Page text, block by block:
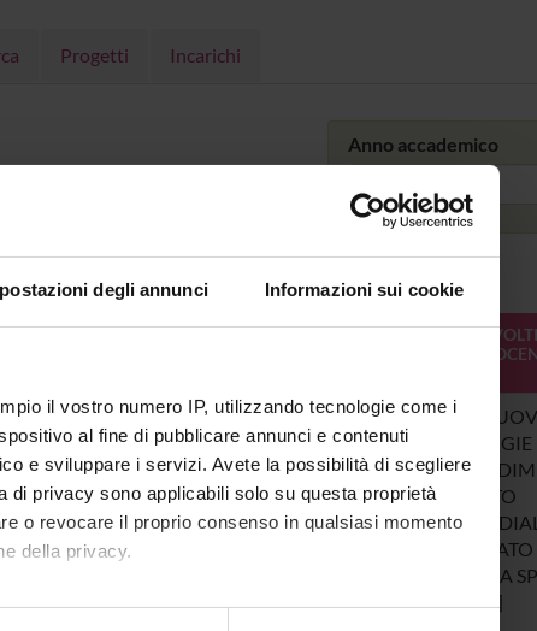
degli annunci Informazioni sui cookie
il vostro numero IP, utilizzando tecnologie come i
al fine di pubblicare annunci e contenuti
e sviluppare i servizi. Avete la possibilità di scegliere
privacy sono applicabili solo su questa proprietà
o revocare il proprio consenso in qualsiasi momento
della privacy.
Progetti Incarichi
Anno accademico
CREDITI
ONLINE
CREDITI
MODULI
QUESTO
per
scuola
3 2
T.I.C. 50
TECNOLOGIE
PRODOTTO
DIDATTICA
[Gruppo 2]